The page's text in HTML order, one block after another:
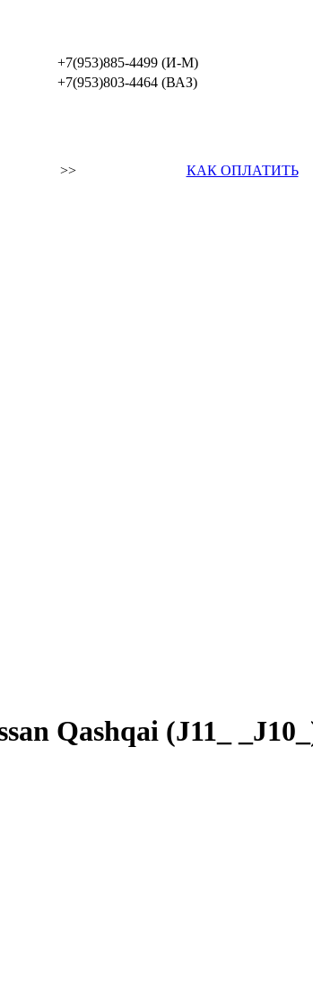
+7(953)885-4499 (И-М)
+7(953)803-4464 (ВАЗ)
>> КАК ОПЛАТИТЬ
Qashqai (J11_